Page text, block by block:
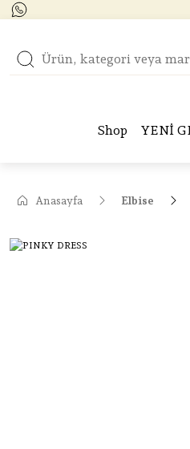
Shop YENİ
Anasayfa Elbise